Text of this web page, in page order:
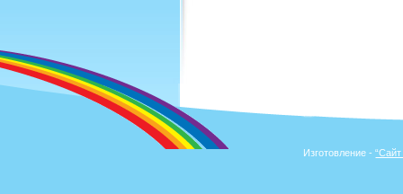
Изготовление -